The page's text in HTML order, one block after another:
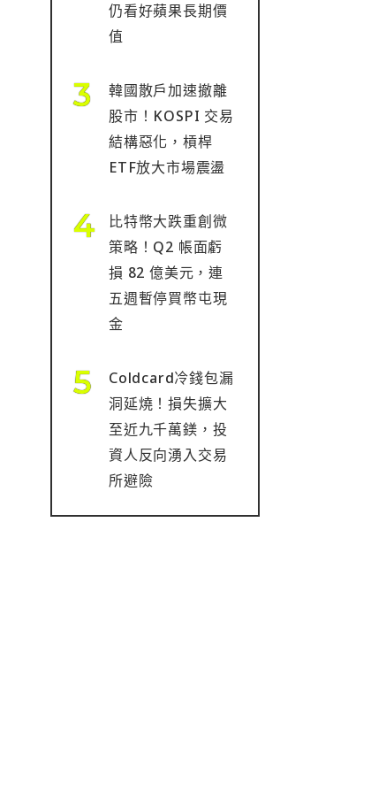
仍看好蘋果長期價
值
韓國散戶加速撤離
股市！KOSPI 交易
結構惡化，槓桿
ETF放大市場震盪
比特幣大跌重創微
策略！Q2 帳面虧
損 82 億美元，連
五週暫停買幣屯現
金
Coldcard冷錢包漏
洞延燒！損失擴大
至近九千萬鎂，投
資人反向湧入交易
所避險